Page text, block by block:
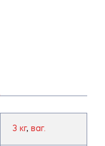
3 кг, ваг.